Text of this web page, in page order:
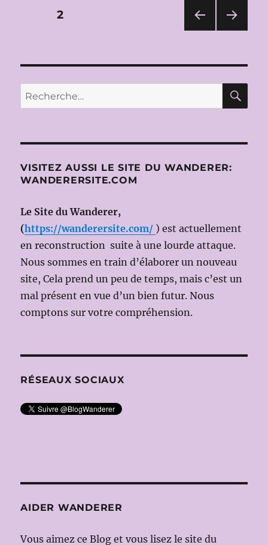
LA
d’ARTURO
UI,
BERTOLT
le
ENSEMBLE
(ms
en
sc
Heiner
MÜLLER
Pagination
publications
CÉD
ENT
PAGE2
ANT
E
Recherche
pour :
VISITEZ AUSSI LE SITE DU WANDERER:
WANDERERSITE.COM
Le Site du Wanderer,
(https://wanderersite.com/ ) est actuellement
en reconstruction suite à une lourde attaque.
Nous sommes en train d’élaborer un nouveau
site, Cela prend un peu de temps, mais c’est un
mal présent en vue d’un bien futur. Nous
comptons sur votre compréhension.
RÉSEAUX SOCIAUX
AIDER WANDERER
Vous aimez ce Blog et vous lisez le site du